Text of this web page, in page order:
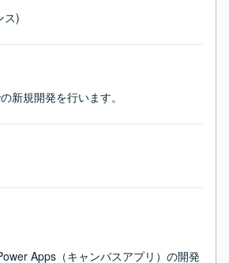
ス)
新規開発を行います。
Apps（キャンバスアプリ）の開発